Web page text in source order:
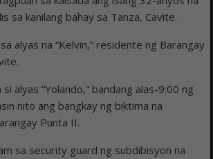
sa kanilang bahay sa Tanza, Cavite.
alyas na “Kelvin,” residente ng Barangay
alyas “Yolando,” bandang alas-9:00 ng
nito ang bangkay ng biktima na
Punta II.
sa security guard ng subdibisyon na